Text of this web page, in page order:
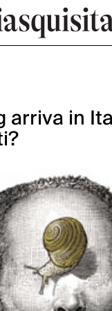
arriva in